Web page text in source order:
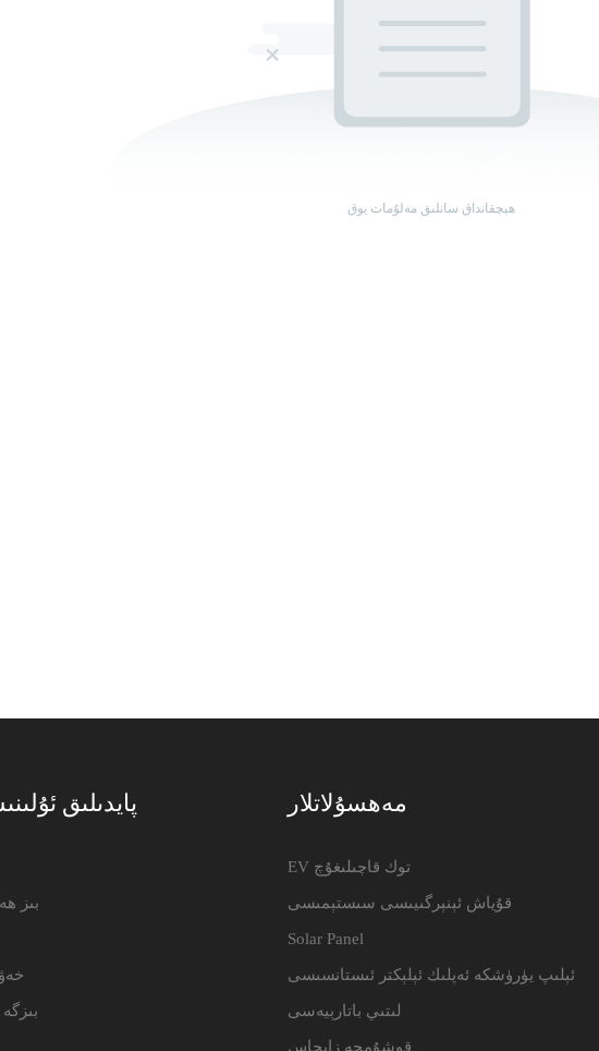
ھېچقانداق سانلىق مەلۇمات يوق
پايدىلىق
بىز
مەھسۇلاتلار
EV توك قاچىلىغۇچ
قۇياش ئېنېرگىيىسى سىستېمىسى
Solar Panel
ئېلىپ يۈرۈشكە ئەپلىك ئېلېكتر ئىستانسىسى
لىتىي باتارېيەسى
قوشۇمچە زاپچاس